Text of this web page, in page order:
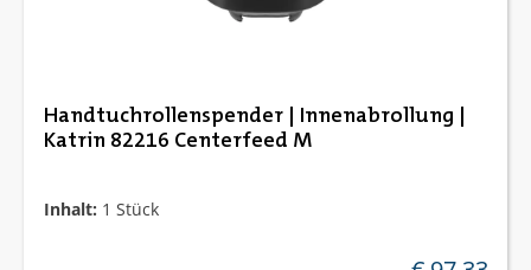
Handtuchrollenspender | Innenabrollung |
Katrin 82216 Centerfeed M
Inhalt: 1 Stück